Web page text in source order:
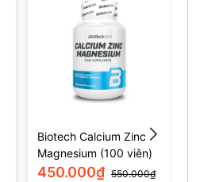
Biotech Calcium Zinc
Magnesium (100 viên)
450.000₫ 550.000₫